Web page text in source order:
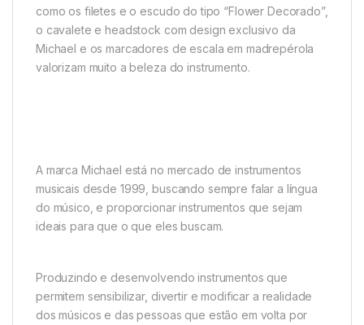
como os filetes e o escudo do tipo “Flower Decorado”,
o cavalete e headstock com design exclusivo da
Michael e os marcadores de escala em madrepérola
valorizam muito a beleza do instrumento.
A marca Michael está no mercado de instrumentos
musicais desde 1999, buscando sempre falar a língua
do músico, e proporcionar instrumentos que sejam
ideais para que o que eles buscam.
Produzindo e desenvolvendo instrumentos que
permitem sensibilizar, divertir e modificar a realidade
dos músicos e das pessoas que estão em volta por